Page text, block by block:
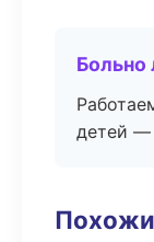
Больно
детей —